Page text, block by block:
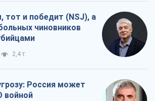
тот и победит (NSJ), а
чиновников
2,4 т.
Россия может
войной